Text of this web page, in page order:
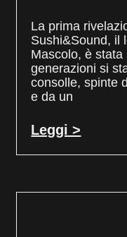
La prima
Sushi&Sound, il
Mascolo, è
generazioni si
consolle, spinte
e da un
Leggi >